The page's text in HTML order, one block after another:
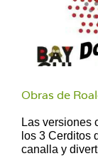
Obras de
Las versiones
los 3 Cerditos
canalla y